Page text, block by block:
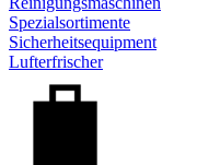
Spezialsortimente
Sicherheitsequipment
Lufterfrischer